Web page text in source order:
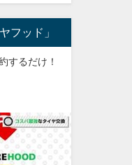
フッド」
するだけ！